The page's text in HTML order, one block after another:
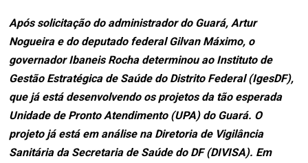
Após solicitação do administrador do Guará, Artur
Nogueira e do deputado federal Gilvan Máximo, o
governador Ibaneis Rocha determinou ao Instituto de
Gestão Estratégica de Saúde do Distrito Federal (IgesDF),
que já está desenvolvendo os projetos da tão esperada
Unidade de Pronto Atendimento (UPA) do Guará. O
projeto já está em análise na Diretoria de Vigilância
Sanitária da Secretaria de Saúde do DF (DIVISA). Em